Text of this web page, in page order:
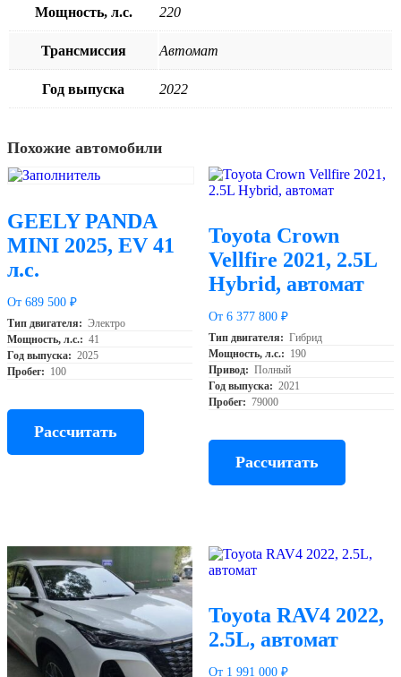
Мощность, л.с. 220
Трансмиссия Автомат
Год выпуска 2022
Похожие автомобили
GEELY PANDA
MINI 2025, EV 41
л.с.
От 689 500 ₽
Тип двигателя: Электро
Мощность, л.с.: 41
Год выпуска: 2025
Пробег: 100
Рассчитать
Toyota Crown
Vellfire 2021, 2.5L
Hybrid, автомат
От 6 377 800 ₽
Тип двигателя: Гибрид
Мощность, л.с.: 190
Привод: Полный
Год выпуска: 2021
Пробег: 79000
Рассчитать
Toyota RAV4 2022,
2.5L, автомат
От 1 991 000 ₽